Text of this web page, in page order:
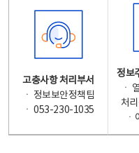
고충사항 처리부서
ㆍ 정보보안정책팀
ㆍ 053-230-1035
정보
ㆍ
처